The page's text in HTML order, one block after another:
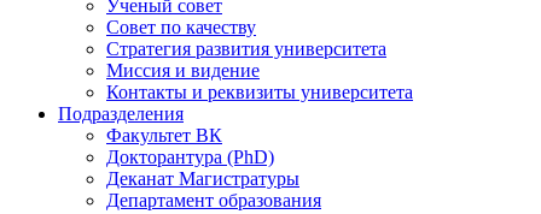
Ученый совет
Совет по качеству
Стратегия развития университета
Миссия и видение
Контакты и реквизиты университета
Подразделения
Факультет ВК
Докторантура (PhD)
Деканат Магистратуры
Департамент образования